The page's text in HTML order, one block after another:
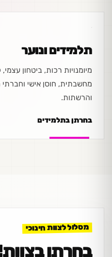
תלמידים ונוער
מיומנויות רכות, ביטחון
מחשבתית, חוסן אישי וחברתי
והרשתות.
בחרתן בתלמידים
מסלול לצוות חינוכי
בחרתן